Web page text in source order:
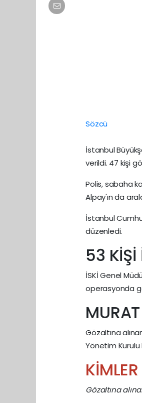
Sözcü
İstanbul
verildi. 47 kişi
Polis, sabaha
Alpay'ın da
İstanbul
düzenledi.
53 KİŞİ
İSKİ Genel
operasyonda
Gözaltına
Yönetim Kurulu
Gözaltına